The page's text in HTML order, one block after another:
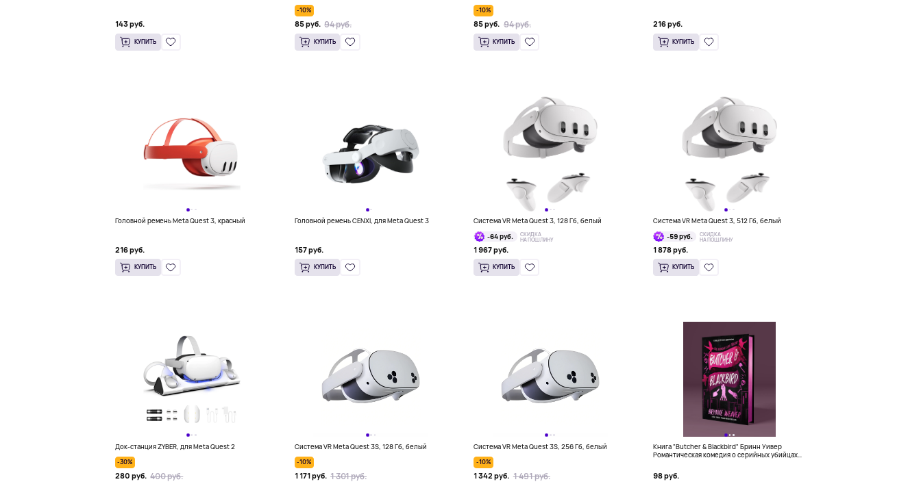
143 руб.
КУПИТЬ
-10%
85 руб. 94 руб.
КУПИТЬ
-10%
85 руб. 94 руб.
КУПИТЬ
216 руб.
КУПИТЬ
Головной ремень Meta Quest 3, красный
216 руб.
КУПИТЬ
Головной ремень CENXI, для Meta Quest 3
157 руб.
КУПИТЬ
Система VR Meta Quest 3, 128 Гб, белый
-64 руб.
СКИДКА
НА ПОШЛИНУ
1 967 руб.
КУПИТЬ
Система VR Meta Quest 3, 512 Гб, белый
-59 руб.
СКИДКА
НА ПОШЛИНУ
1 878 руб.
КУПИТЬ
Док-станция ZYBER, для Meta Quest 2
-30%
280 руб. 400 руб.
Система VR Meta Quest 3S, 128 Гб, белый
-10%
1 171 руб. 1 301 руб.
Система VR Meta Quest 3S, 256 Гб, белый
-10%
1 342 руб. 1 491 руб.
Книга "Butcher & Blackbird" Бринн Уивер
Романтическая комедия о серийных убийцах
98 руб.